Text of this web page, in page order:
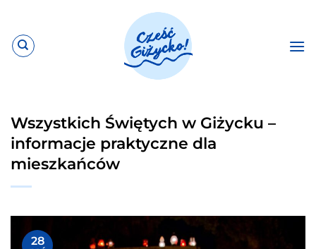
zawartości
Wszystkich Świętych w Giżycku –
informacje praktyczne dla
mieszkańców
28